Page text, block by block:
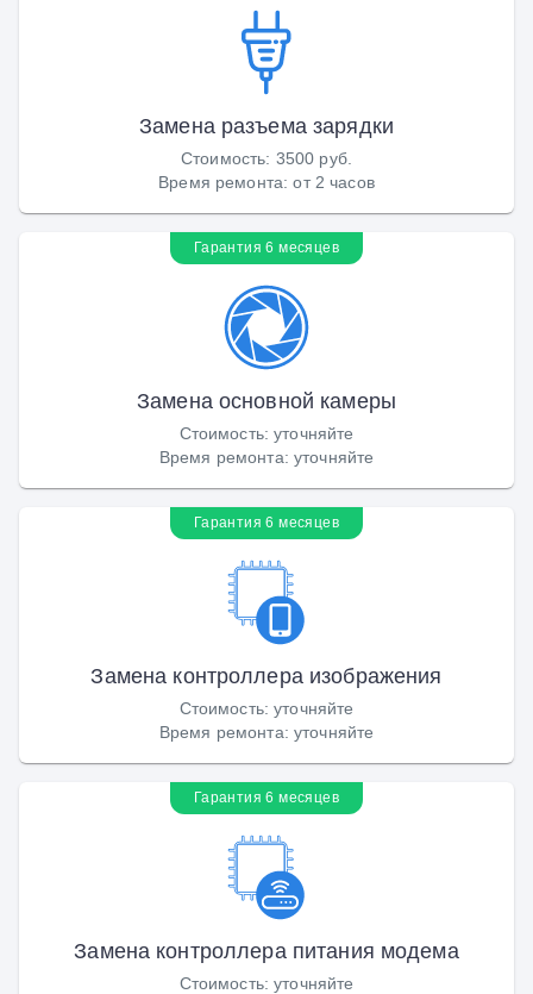
Замена разъема зарядки
Стоимость: 3500 руб.
Время ремонта:от 2 часов
Гарантия 6 месяцев
Замена основной камеры
Стоимость:уточняйте
Время ремонта: уточняйте
Гарантия 6 месяцев
Замена контроллера изображения
Стоимость:уточняйте
Время ремонта: уточняйте
Гарантия 6 месяцев
Замена контроллера питания модема
Стоимость:уточняйте